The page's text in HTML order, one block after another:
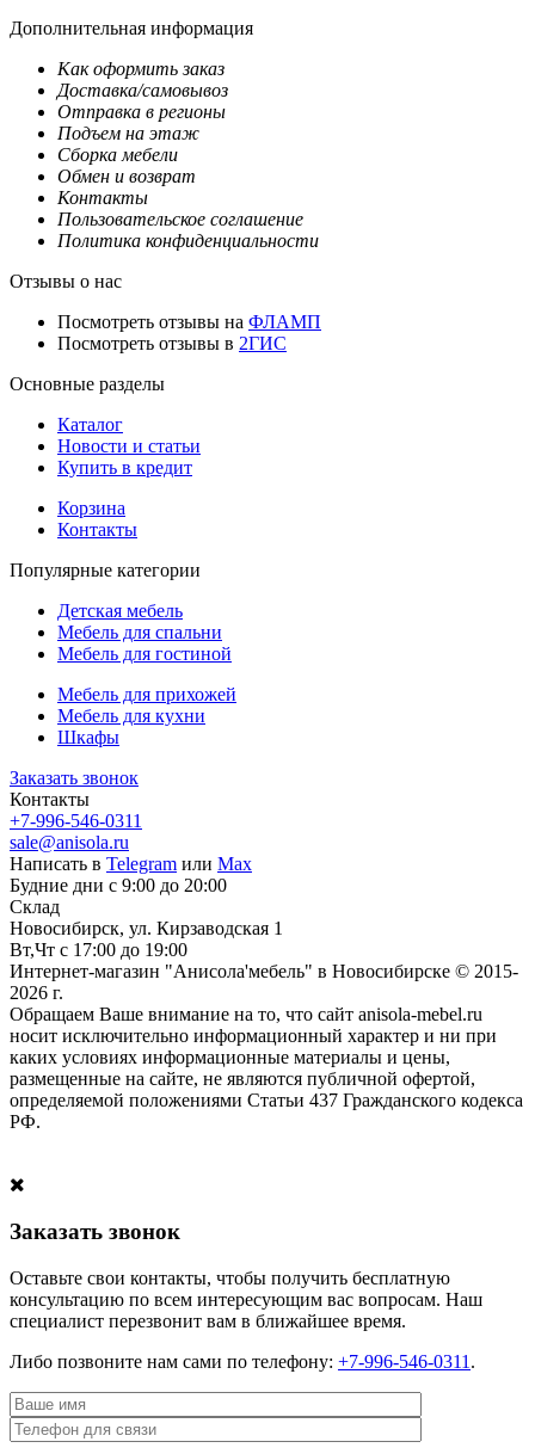
Дополнительная информация
Как оформить заказ
Доставка/самовывоз
Отправка в регионы
Подъем на этаж
Сборка мебели
Обмен и возврат
Контакты
Пользовательское соглашение
Политика конфиденциальности
Отзывы о нас
Посмотреть отзывы на ФЛАМП
Посмотреть отзывы в 2ГИС
Основные разделы
Каталог
Новости и статьи
Купить в кредит
Корзина
Контакты
Популярные категории
Детская мебель
Мебель для спальни
Мебель для гостиной
Мебель для прихожей
Мебель для кухни
Шкафы
Заказать звонок
Контакты
+7-996-546-0311
sale@anisola.ru
Написать в Telegram или Max
Будние дни с 9:00 до 20:00
Склад
Новосибирск, ул. Кирзаводская 1
Вт,Чт с 17:00 до 19:00
Интернет-магазин "Анисола'мебель" в Новосибирске © 2015-
2026 г.
Обращаем Ваше внимание на то, что сайт anisola-mebel.ru
носит исключительно информационный характер и ни при
каких условиях информационные материалы и цены,
размещенные на сайте, не являются публичной офертой,
определяемой положениями Статьи 437 Гражданского кодекса
РФ.
Заказать звонок
Оставьте свои контакты, чтобы получить бесплатную
консультацию по всем интересующим вас вопросам. Наш
специалист перезвонит вам в ближайшее время.
Либо позвоните нам сами по телефону: +7-996-546-0311 .